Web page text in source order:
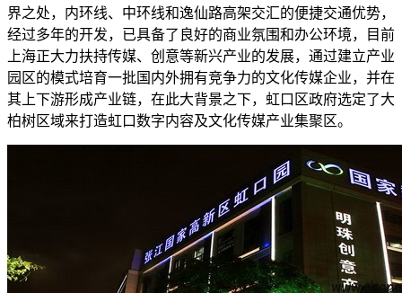
界之处，内环线、中环线和逸仙路高架交汇的便捷交通优势，
经过多年的开发，已具备了良好的商业氛围和办公环境，目前
上海正大力扶持传媒、创意等新兴产业的发展，通过建立产业
园区的模式培育一批国内外拥有竞争力的文化传媒企业，并在
其上下游形成产业链，在此大背景之下，虹口区政府选定了大
柏树区域来打造虹口数字内容及文化传媒产业集聚区。